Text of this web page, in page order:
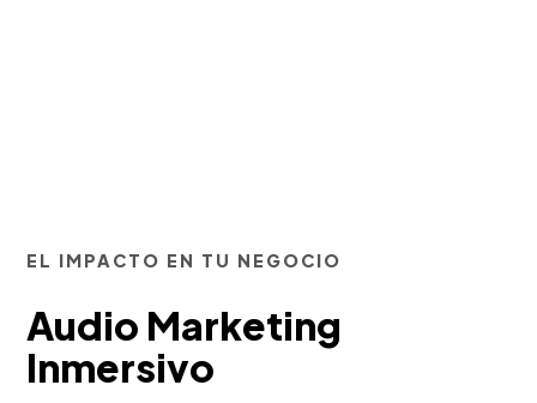
EL IMPACTO EN TU NEGOCIO
Audio Marketing
Inmersivo